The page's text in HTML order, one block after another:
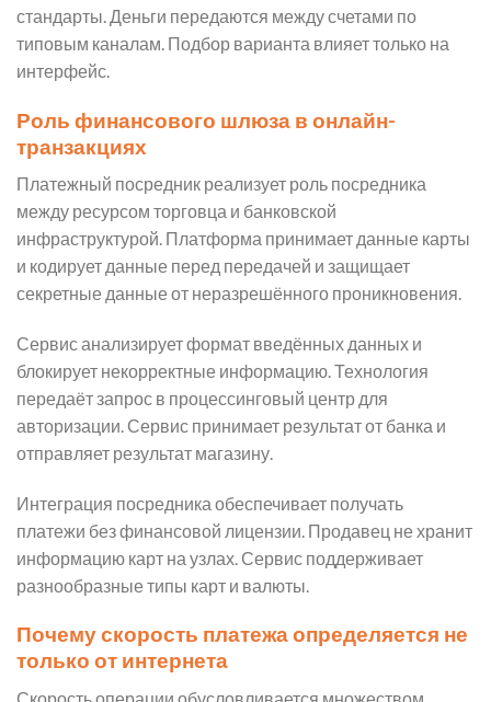
стандарты. Деньги передаются между счетами по
типовым каналам. Подбор варианта влияет только на
интерфейс.
Роль финансового шлюза в онлайн-
транзакциях
Платежный посредник реализует роль посредника
между ресурсом торговца и банковской
инфраструктурой. Платформа принимает данные карты
и кодирует данные перед передачей и защищает
секретные данные от неразрешённого проникновения.
Сервис анализирует формат введённых данных и
блокирует некорректные информацию. Технология
передаёт запрос в процессинговый центр для
авторизации. Сервис принимает результат от банка и
отправляет результат магазину.
Интеграция посредника обеспечивает получать
платежи без финансовой лицензии. Продавец не хранит
информацию карт на узлах. Сервис поддерживает
разнообразные типы карт и валюты.
Почему скорость платежа определяется не
только от интернета